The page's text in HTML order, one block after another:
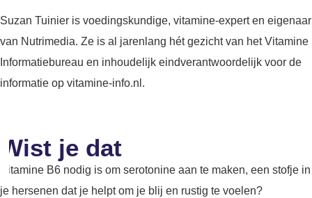
Suzan Tuinier is voedingskundige, vitamine-expert en eigenaar
van Nutrimedia. Ze is al jarenlang hét gezicht van het Vitamine
Informatiebureau en inhoudelijk eindverantwoordelijk voor de
informatie op vitamine-info.nl.
Wist je dat
Vitamine B6 nodig is om serotonine aan te maken, een stofje in
je hersenen dat je helpt om je blij en rustig te voelen?